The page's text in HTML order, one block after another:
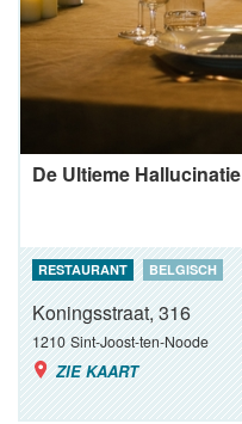
De Ultieme Hallucinatie
RESTAURANT BELGISCH
Koningsstraat, 316
1210 Sint-Joost-ten-Noode
ZIE KAART